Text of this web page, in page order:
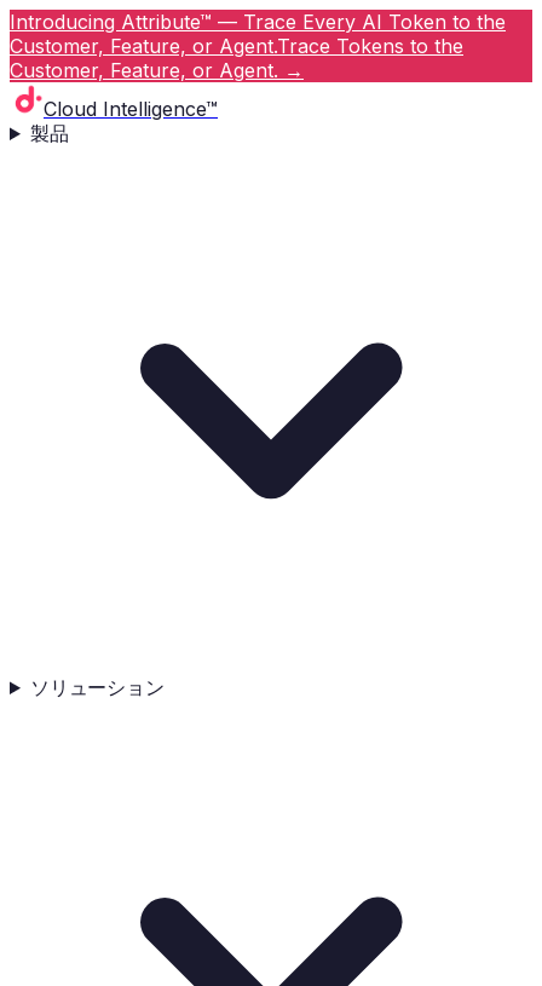
Introducing Attribute™ — Trace Every AI Token to the
Customer, Feature, or Agent.Trace Tokens to the
Customer, Feature, or Agent. →
Cloud Intelligence™
製品
ソリューション